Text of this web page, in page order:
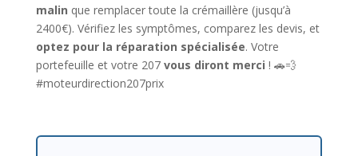
malin que remplacer toute la crémaillère (jusqu’à
2400€). Vérifiez les symptômes, comparez les devis, et
optez pour la réparation spécialisée. Votre
portefeuille et votre 207 vous diront merci ! 🚗💨
#moteurdirection207prix